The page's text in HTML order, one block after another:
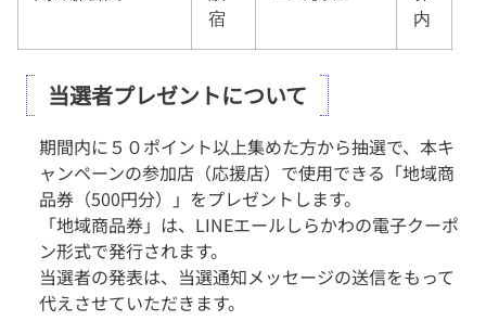
宿
内
当選者プレゼントについて
期間内に５０ポイント以上集めた方から抽選で、本キ
ャンペーンの参加店（応援店）で使用できる「地域商
品券（500円分）」をプレゼントします。
「地域商品券」は、LINEエールしらかわの電子クーポ
ン形式で発行されます。
当選者の発表は、当選通知メッセージの送信をもって
代えさせていただきます。